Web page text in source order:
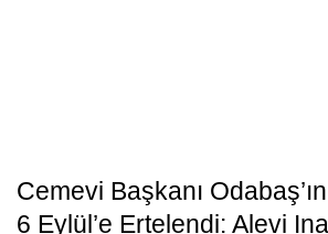
Cemevi Başkanı
6 Eylül’e Ertelendi: Alevi